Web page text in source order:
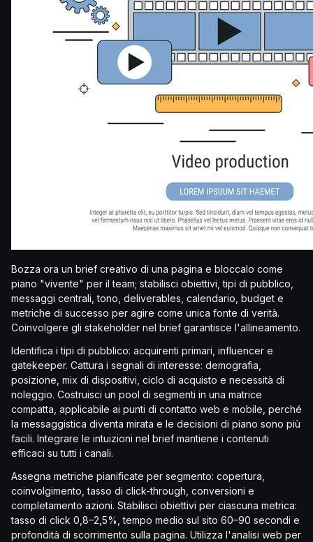
Bozza ora un brief creativo di una pagina e bloccalo come
piano "vivente" per il team; stabilisci obiettivi, tipi di pubblico,
messaggi centrali, tono, deliverables, calendario, budget e
metriche di successo per agire come unica fonte di verità.
Coinvolgere gli stakeholder nel brief garantisce l'allineamento.
Identifica i tipi di pubblico: acquirenti primari, influencer e
gatekeeper. Cattura i segnali di interesse: demografia,
posizione, mix di dispositivi, ciclo di acquisto e necessità di
noleggio. Costruisci un pool di segmenti in una matrice
compatta, applicabile ai punti di contatto web e mobile, perché
la messaggistica diventa mirata e le decisioni di piano sono più
facili. Integrare le intuizioni nel brief mantiene i contenuti
efficaci su tutti i canali.
Assegna metriche pianificate per segmento: copertura,
coinvolgimento, tasso di click-through, conversioni e
completamento azioni. Stabilisci obiettivi per ciascuna metrica:
tasso di click 0,8–2,5%, tempo medio sul sito 60–90 secondi e
profondità di scorrimento sulla pagina. Utilizza l'analisi web per